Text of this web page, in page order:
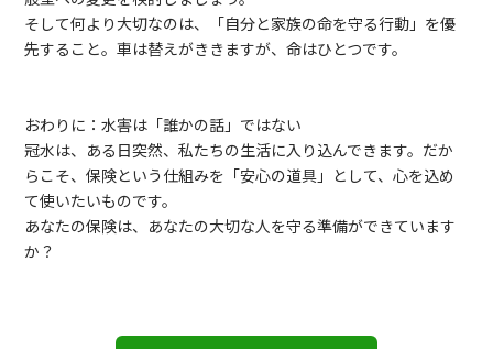
そして何より大切なのは、「自分と家族の命を守る行動」を優
先すること。車は替えがききますが、命はひとつです。
おわりに：水害は「誰かの話」ではない
冠水は、ある日突然、私たちの生活に入り込んできます。だか
らこそ、保険という仕組みを「安心の道具」として、心を込め
て使いたいものです。
あなたの保険は、あなたの大切な人を守る準備ができています
か？